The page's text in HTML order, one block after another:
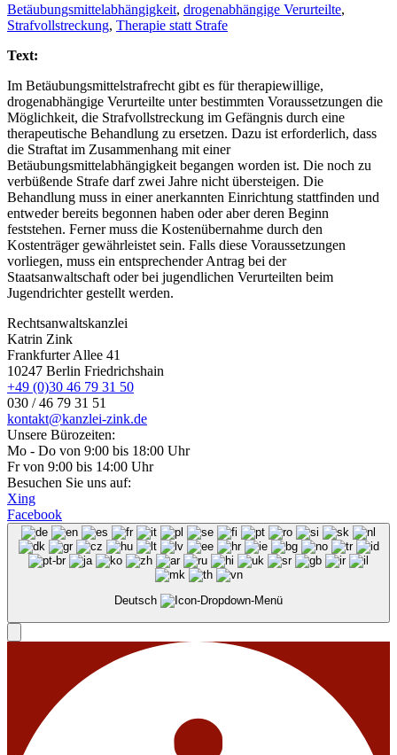
Betäubungsmittelabhängigkeit, drogenabhängige Verurteilte,
Strafvollstreckung, Therapie statt Strafe
Text:
Im Betäubungsmittelstrafrecht gibt es für therapiewillige,
drogenabhängige Verurteilte unter bestimmten Voraussetzungen die
Möglichkeit, die Strafvollstreckung im Gefängnis durch eine
therapeutische Behandlung zu ersetzen. Dazu ist erforderlich, dass
die Straftat im Zusammenhang mit einer
Betäubungsmittelabhängigkeit begangen worden ist. Die noch zu
verbüßende Strafe darf zwei Jahre nicht übersteigen. Die
Behandlung muss in einer anerkannten Einrichtung stattfinden und
entweder bereits begonnen haben oder aber deren Beginn
feststehen. Ferner muss die Kostenübernahme durch den
Kostenträger gewährleistet sein. Falls diese Voraussetzungen
vorliegen, muss ein entsprechender Antrag bei der
Staatsanwaltschaft oder bei jugendlichen Verurteilten beim
Jugendrichter gestellt werden.
Rechtsanwaltskanzlei
Katrin Zink
Frankfurter Allee 41
10247 Berlin Friedrichshain
+49 (0)30 46 79 31 50
030 / 46 79 31 51
kontakt@kanzlei-zink.de
Unsere Bürozeiten:
Mo - Do von 9:00 bis 18:00 Uhr
Fr von 9:00 bis 14:00 Uhr
Besuchen Sie uns auf:
Xing
Facebook
Deutsch